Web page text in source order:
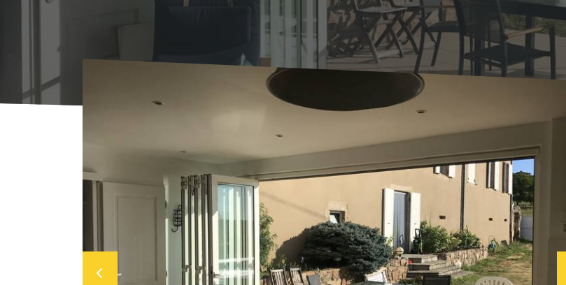
La Colonie des demoiselles - Gite Le Chardonnay